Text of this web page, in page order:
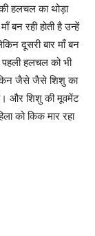
हलचल का थोड़ा
बन रही होती है उन्हें
दूसरी बार माँ बन
पहली हलचल को भी
जैसे जैसे शिशु का
और शिशु की मूवमेंट
को किक मार रहा